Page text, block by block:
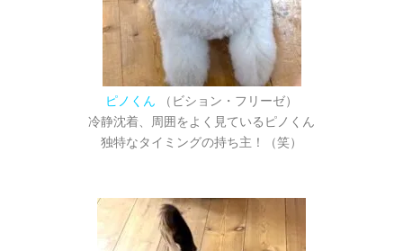
ピノくん （ビション・フリーゼ）
冷静沈着、周囲をよく見ているピノくん
独特なタイミングの持ち主！（笑）